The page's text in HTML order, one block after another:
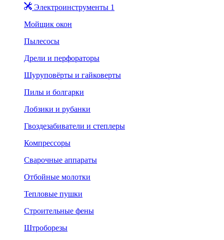
Электроинструменты 1
Мойщик окон
Пылесосы
Дрели и перфораторы
Шуруповёрты и гайковерты
Пилы и болгарки
Лобзики и рубанки
Гвоздезабиватели и степлеры
Компрессоры
Сварочные аппараты
Отбойные молотки
Тепловые пушки
Строительные фены
Штроборезы